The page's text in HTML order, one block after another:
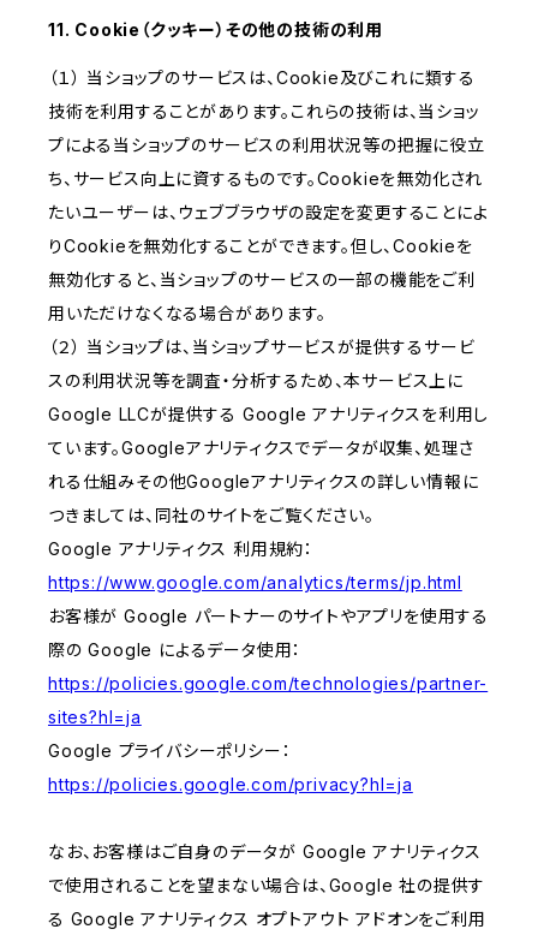
11. Cookie（クッキー）その他の技術の利用
（１） 当ショップのサービスは、Cookie及びこれに類する
技術を利用することがあります。これらの技術は、当ショッ
プによる当ショップのサービスの利用状況等の把握に役立
ち、サービス向上に資するものです。Cookieを無効化され
たいユーザーは、ウェブブラウザの設定を変更することによ
りCookieを無効化することができます。但し、Cookieを
無効化すると、当ショップのサービスの一部の機能をご利
用いただけなくなる場合があります。
（２） 当ショップは、当ショップサービスが提供するサービ
スの利用状況等を調査・分析するため、本サービス上に
Google LLCが提供する Google アナリティクスを利用し
ています。Googleアナリティクスでデータが収集、処理さ
れる仕組みその他Googleアナリティクスの詳しい情報に
つきましては、同社のサイトをご覧ください。
Google アナリティクス 利用規約：
https://www.google.com/analytics/terms/jp.html
お客様が Google パートナーのサイトやアプリを使用する
際の Google によるデータ使用：
https://policies.google.com/technologies/partner-
sites?hl=ja
Google プライバシーポリシー：
https://policies.google.com/privacy?hl=ja
なお、お客様はご自身のデータが Google アナリティクス
で使用されることを望まない場合は、Google 社の提供す
る Google アナリティクス オプトアウト アドオンをご利用